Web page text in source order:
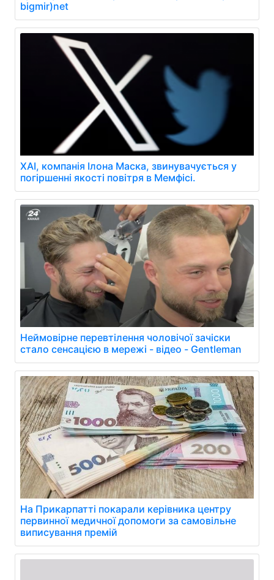
bigmir)net
XAI, компанія Ілона Маска, звинувачується у
погіршенні якості повітря в Мемфісі.
Неймовірне перевтілення чоловічої зачіски
стало сенсацією в мережі - відео - Gentleman
На Прикарпатті покарали керівника центру
первинної медичної допомоги за самовільне
виписування премій